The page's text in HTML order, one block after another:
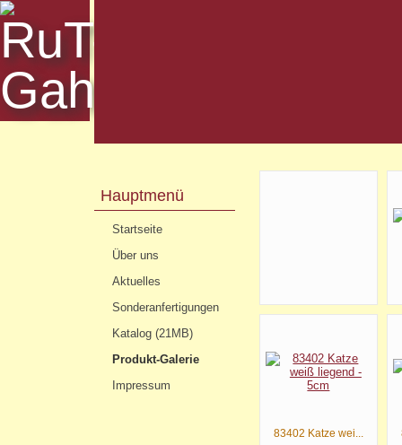
Hauptmenü
Startseite
Über uns
Aktuelles
Sonderanfertigungen
Katalog (21MB)
Produkt-Galerie
Impressum
83402 Katze wei...